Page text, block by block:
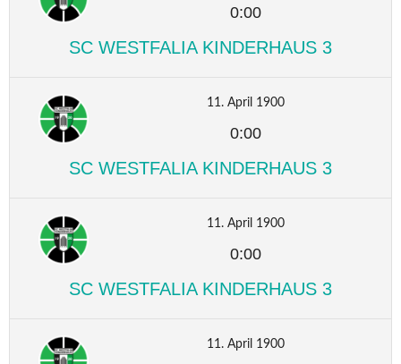
0:00
SC WESTFALIA KINDERHAUS 3
11. April 1900
0:00
SC WESTFALIA KINDERHAUS 3
11. April 1900
0:00
SC WESTFALIA KINDERHAUS 3
11. April 1900